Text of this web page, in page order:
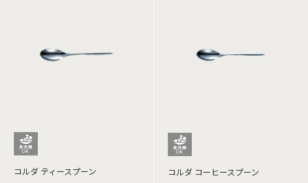
コルダ ティースプーン
コルダ コーヒースプーン